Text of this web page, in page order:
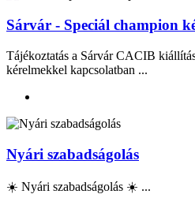
Sárvár - Speciál champion
Tájékoztatás a Sárvár CACIB
kérelmekkel kapcsolatban ...
Nyári szabadságolás
☀️ Nyári szabadságolás ☀️ ...